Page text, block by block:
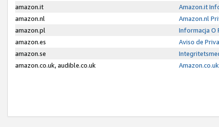
amazon.it
Amazon.it
amazon.nl
Amazon.nl
amazon.pl
Informacja O
amazon.es
Aviso de
amazon.se
amazon.co.uk, audible.co.uk